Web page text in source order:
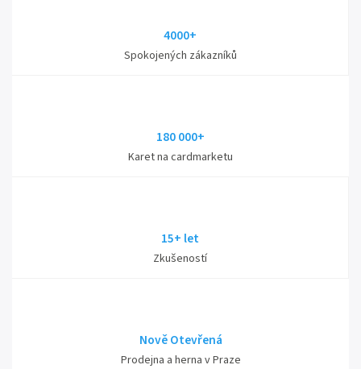
4000+
Spokojených zákazníků
180 000+
Karet na cardmarketu
15+ let
Zkušeností
Nově Otevřená
Prodejna a herna v Praze